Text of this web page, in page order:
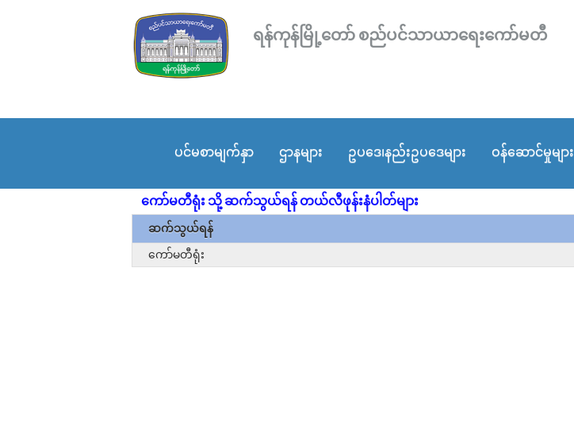
ရန်ကုန်မြို့တော် စည်ပင်သာယာရေးကော်မတီ
ပင်မစာမျက်နှာ ဌာနများ ဥပဒေ၊နည်းဥပဒေများ ဝန်ဆောင်မှုများ
ကော်မတီရုံး သို့ ဆက်သွယ်ရန် တယ်လီဖုန်းနံပါတ်များ
ဆက်သွယ်ရန်
ကော်မတီရုံး